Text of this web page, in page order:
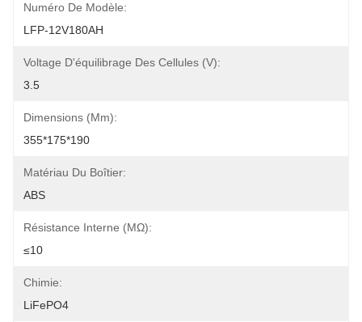
Numéro De Modèle:
LFP-12V180AH
Voltage D'équilibrage Des Cellules (V):
3.5
Dimensions (mm):
355*175*190
Matériau Du Boîtier:
ABS
Résistance Interne (MΩ):
≤10
Chimie:
LiFePO4